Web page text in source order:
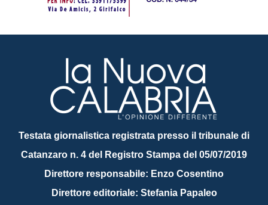
Testata giornalistica registrata presso il tribunale di
Catanzaro n. 4 del Registro Stampa del 05/07/2019
Direttore responsabile: Enzo Cosentino
Direttore editoriale: Stefania Papaleo